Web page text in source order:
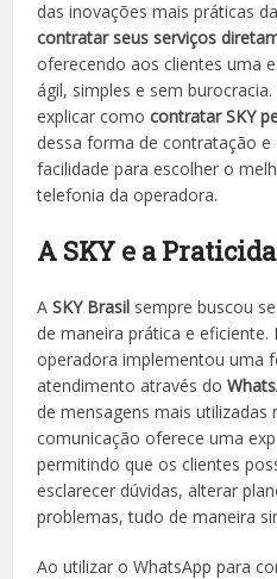
das inovações mais práticas
contratar seus serviços
oferecendo aos clientes uma
ágil, simples e sem
explicar comocontratar SKY
dessa forma de contratação
facilidade para escolher o
telefonia da operadora.
A SKY e a
ASKY Brasil sempre buscou
de maneira prática e eficiente.
operadora implementou uma
atendimento através do
de mensagens mais utilizadas
comunicação oferece uma
permitindo que os clientes
esclarecer dúvidas, alterar
problemas, tudo de maneira
Ao utilizar o WhatsApp para